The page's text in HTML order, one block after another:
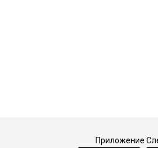
Приложение